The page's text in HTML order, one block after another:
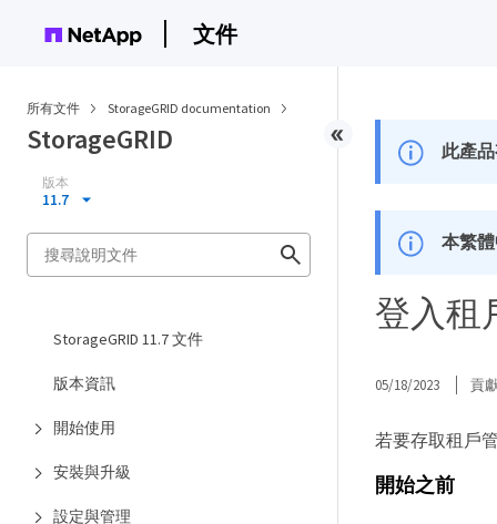
文件
所有文件 StorageGRID documentation
StorageGRID
版本
11.7
StorageGRID 11.7 文件
版本資訊
開始使用
安裝與升級
設定與管理
此產
本繁
登入租
05/18/2023 貢
若要存取租戶
開始之前